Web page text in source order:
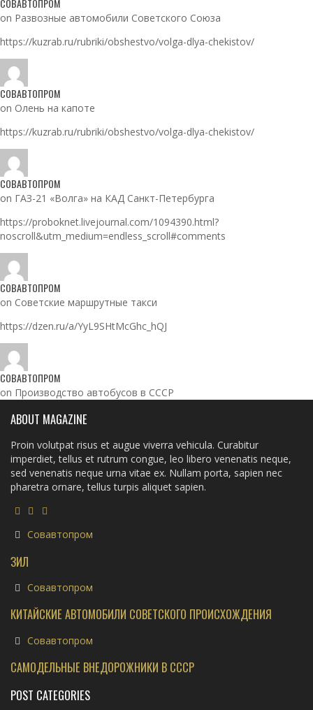
on Развозные автомобили Советского Союза
https://kuzrab.ru/rubriki/obshestvo/volga-dlya-chekistov/
СОВАВТОПРОМ
on Олень на капоте
https://kuzrab.ru/rubriki/obshestvo/volga-dlya-chekistov/
СОВАВТОПРОМ
on ГАЗ-21 «Волга» на КАД Санкт-Петербурга
https://proboknet.livejournal.com/1094390.html?
noscroll&utm_medium=endless_scroll#comments
СОВАВТОПРОМ
on Советские маршрутные такси
https://dzen.ru/a/YyL9SHtMcGhc_hQJ
СОВАВТОПРОМ
on Производство автобусов в СССР
ABOUT MAGAZINE
Proin volutpat risus et augue viverra vehicula. Curabitur
imperdiet, tellus et rutrum congue, leo libero venenatis neque,
sed venenatis neque urna vitae ex. Nullam porta, sapien nec
pharetra ornare, tellus turpis aliquet sapien.
Совавтопром
ЗИЛ
Совавтопром
КИТАЙСКИЕ АВТОМОБИЛИ СОВЕТСКОГО ПРОИСХОЖДЕНИЯ
Совавтопром
САМОДЕЛЬНЫЕ ВНЕДОРОЖНИКИ В СССР
POST CATEGORIES